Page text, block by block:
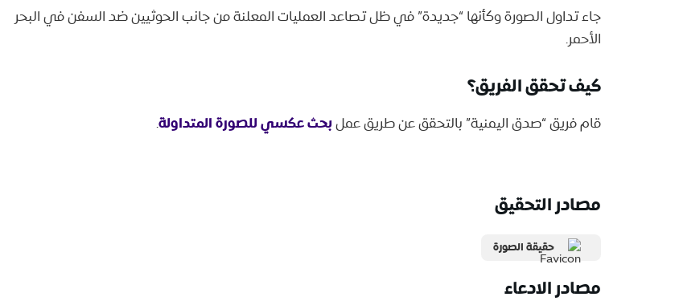
جاء تداول الصورة وكأنها “جديدة” في ظل تصاعد العمليات المعلنة من جانب الحوثيين ضد السفن في البحر
الأحمر.
كيف تحقق الفريق؟
قام فريق “صدق اليمنية” بالتحقق عن طريق عملبحث عكسي للصورة المتداولة.
مصادر التحقيق
حقيقة الصورة
مصادر الادعاء